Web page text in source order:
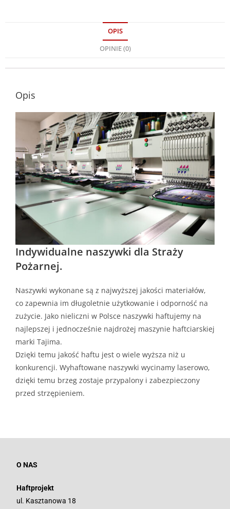
OPIS
OPINIE (0)
Opis
Indywidualne naszywki dla Straży
Pożarnej.
Naszywki wykonane są z najwyższej jakości materiałów,
co zapewnia im długoletnie użytkowanie i odporność na
zużycie. Jako nieliczni w Polsce naszywki haftujemy na
najlepszej i jednocześnie najdrożej maszynie haftciarskiej
marki Tajima.
Dzięki temu jakość haftu jest o wiele wyższa niż u
konkurencji. Wyhaftowane naszywki wycinamy laserowo,
dzięki temu brzeg zostaje przypalony i zabezpieczony
przed strzępieniem.
O NAS
Haftprojekt
ul. Kasztanowa 18